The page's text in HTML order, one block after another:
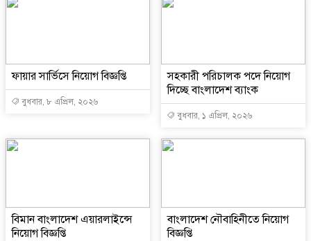
ফায়ার সার্ভিসে নিয়োগ বিজ্ঞপ্তি
বুধবার, ৮ এপ্রিল, ২০২৬
সহকারী পরিচালক পদে নিয়োগ
দিচ্ছে বাংলাদেশ ব্যাংক
বুধবার, ১ এপ্রিল, ২০২৬
বিমান বাংলাদেশ এয়ারলাইন্সে
নিয়োগ বিজ্ঞপ্তি
বাংলাদেশ নৌবাহিনীতে নিয়োগ
বিজ্ঞপ্তি